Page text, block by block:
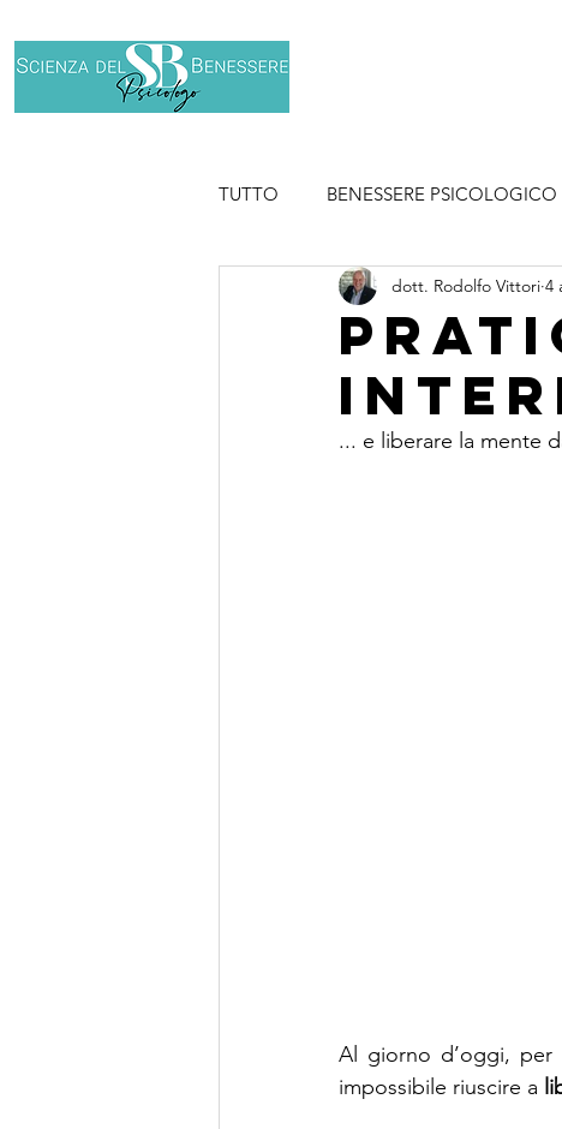
TUTTO BENESSERE PSICOLOGICO
dott. Rodolfo Vittori 4
... e liberare la mente
Al giorno d’oggi, per
impossibile riuscire a